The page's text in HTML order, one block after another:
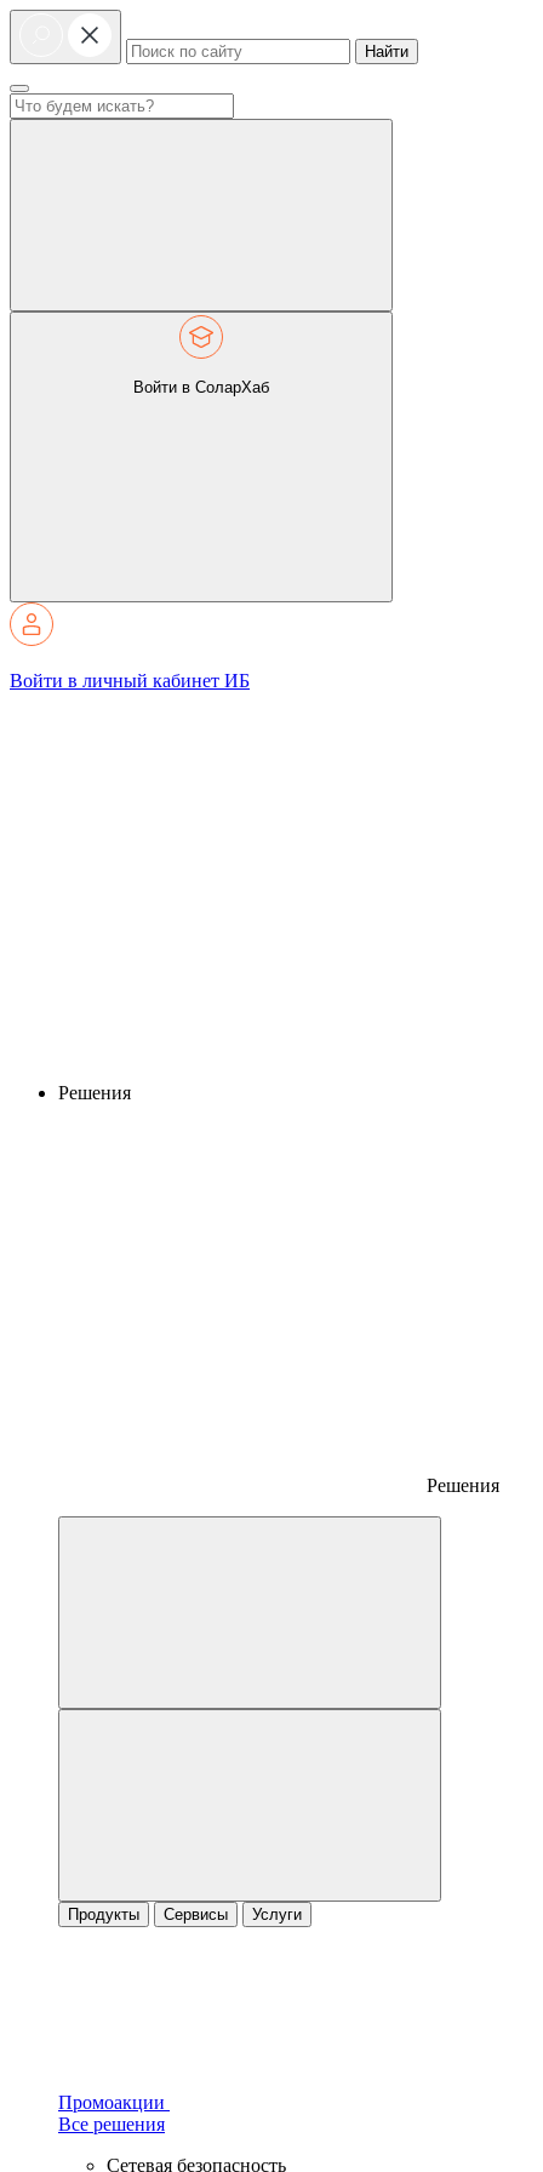
Найти
Войти в СоларХаб
Войти в личный кабинет ИБ
Решения
Решения
Продукты Сервисы Услуги
Промоакции
Все решения
Сетевая безопасность